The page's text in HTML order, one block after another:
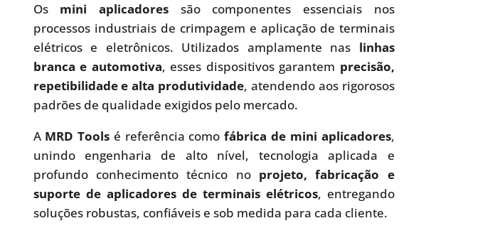
Os mini aplicadoressão componentes essenciais nos
processos industriais de crimpagem e aplicação de terminais
elétricos e eletrônicos. Utilizados amplamente nas linhas
branca e automotiva, esses dispositivos garantem precisão,
repetibilidade e alta produtividade, atendendo aos rigorosos
padrões de qualidade exigidos pelo mercado.
A MRD Tools é referência comofábrica de mini aplicadores,
unindo engenharia de alto nível, tecnologia aplicada e
profundo conhecimento técnico no projeto, fabricação e
suporte de aplicadores de terminais elétricos, entregando
soluções robustas, confiáveis e sob medida para cada cliente.